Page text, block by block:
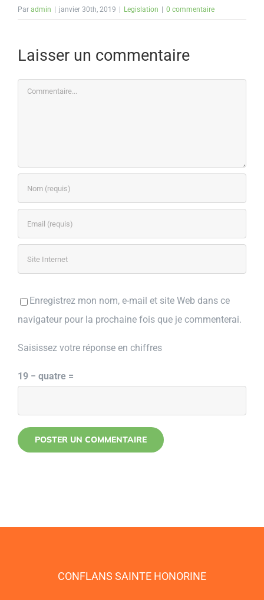
Par admin janvier 30th, 2019 Legislation 0 commentaire
Laisser un commentaire
Commentaire
Enregistrez mon nom, e-mail et site Web dans ce
navigateur pour la prochaine fois que je commenterai.
Saisissez votre réponse en chiffres
19 − quatre =
CONFLANS SAINTE HONORINE